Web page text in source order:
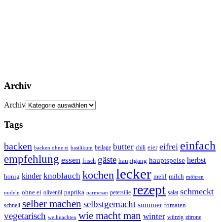
Archiv
Archiv
Tags
backen backen ohne ei basilikum beilage butter chili eier eifrei einfach
empfehlung essen frisch gäste hauptgang hauptspeise herbst
honig kinder knoblauch kochenlecker mehl milch möhren
nudeln ohne ei olivenöl paprika parmesan petersilie rezept salat schmeckt
schnell selber machen selbstgemacht sommer tomaten
vegetarisch weihnachten wie macht man winter würzig zitrone